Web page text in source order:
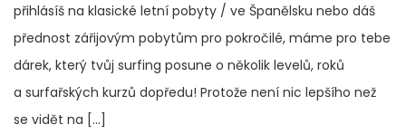
přihlásíš na klasické letní pobyty / ve Španělsku nebo dáš
přednost zářijovým pobytům pro pokročilé, máme pro tebe
dárek, který tvůj surfing posune o několik levelů, roků
a surfařských kurzů dopředu! Protože není nic lepšího než
se vidět na […]